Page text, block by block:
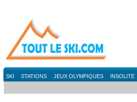
SKI STATIONS JEUX OLYMPIQUES INSOLITE